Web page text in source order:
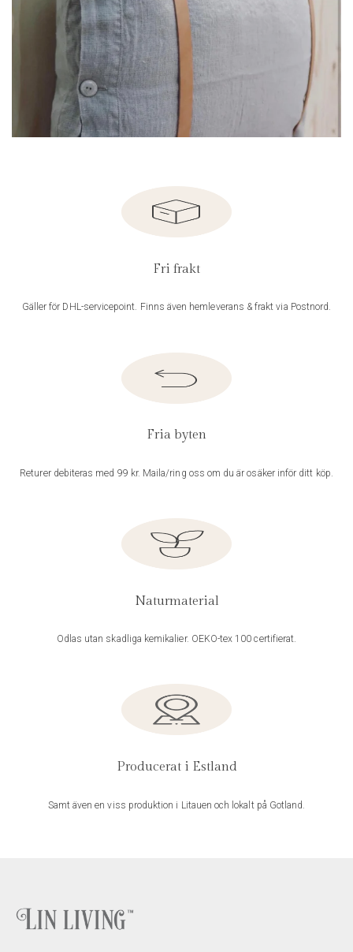
Fri frakt
Gäller för DHL-servicepoint. Finns även hemleverans & frakt via Postnord.
Fria byten
Returer debiteras med 99 kr. Maila/ring oss om du är osäker inför ditt köp.
Naturmaterial
Odlas utan skadliga kemikalier. OEKO-tex 100 certifierat.
Producerat i Estland
Samt även en viss produktion i Litauen och lokalt på Gotland.